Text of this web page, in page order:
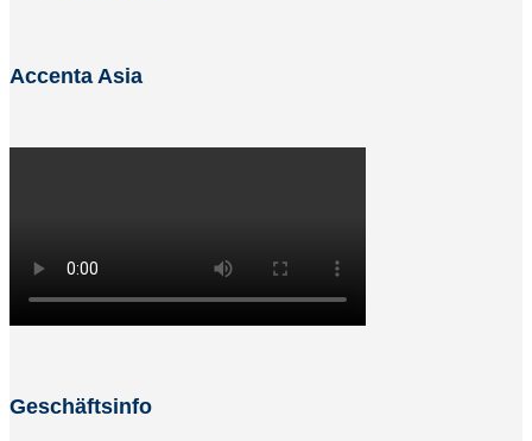
Accenta Asia
Geschäftsinfo